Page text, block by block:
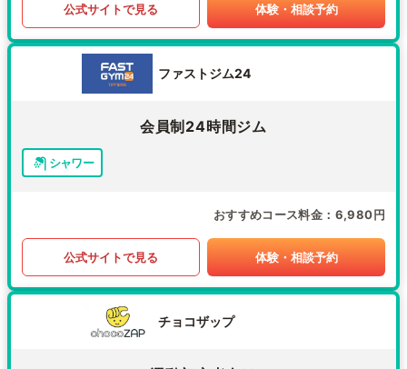
公式サイトで見る 体験・相談予約
ファストジム24
会員制24時間ジム
シャワー
おすすめコース料金 6,980円
公式サイトで見る 体験・相談予約
チョコザップ